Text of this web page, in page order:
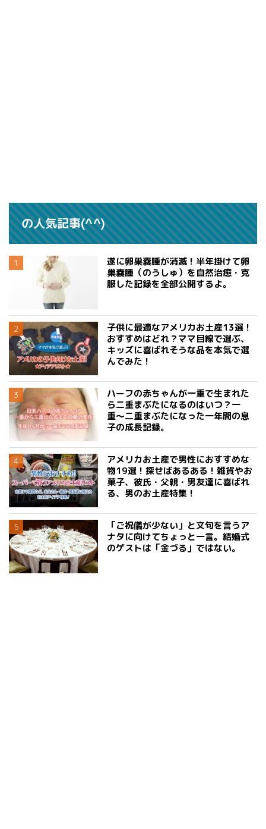
の人気記事(^^)
遂に卵巣嚢腫が消滅！半年掛けて卵
巣嚢腫（のうしゅ）を自然治癒・克
服した記録を全部公開するよ。
子供に最適なアメリカお土産13選！
おすすめはどれ？ママ目線で選ぶ、
キッズに喜ばれそうな品を本気で選
んでみた！
ハーフの赤ちゃんが一重で生まれた
ら二重まぶたになるのはいつ？一
重〜二重まぶたになった一年間の息
子の成長記録。
アメリカお土産で男性におすすめな
物19選！探せばあるある！雑貨やお
菓子、彼氏・父親・男友達に喜ばれ
る、男のお土産特集！
「ご祝儀が少ない」と文句を言うア
ナタに向けてちょっと一言。結婚式
のゲストは「金づる」ではない。